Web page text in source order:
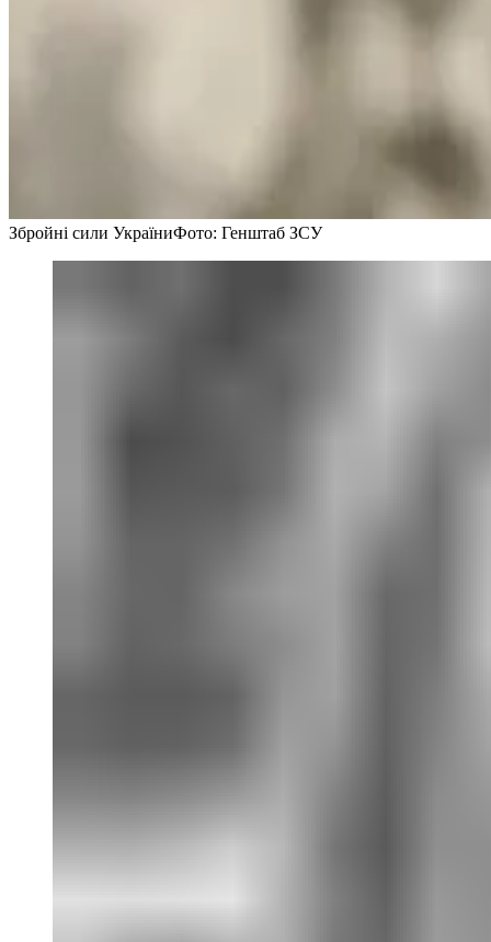
Збройні сили УкраїниФото: Генштаб ЗСУ